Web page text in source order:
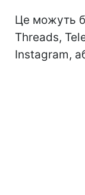
Це можуть
Threads,
Instagram,